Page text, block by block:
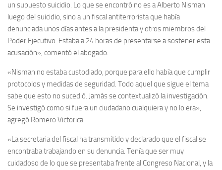
un supuesto suicidio. Lo que se encontró no es a Alberto Nisman
luego del suicidio, sino a un fiscal antiterrorista que había
denunciada unos días antes a la presidenta y otros miembros del
Poder Ejecutivo. Estaba a 24 horas de presentarse a sostener esta
acusación», comentó el abogado.
«Nisman no estaba custodiado, porque para ello había que cumplir
protocolos y medidas de seguridad. Todo aquel que sigue el tema
sabe que esto no sucedió. Jamás se contextualizó la investigación.
Se investigó como si fuera un ciudadano cualquiera y no lo era»,
agregó Romero Victorica.
«La secretaria del fiscal ha transmitido y declarado que el fiscal se
encontraba trabajando en su denuncia. Tenía que ser muy
cuidadoso de lo que se presentaba frente al Congreso Nacional, y la